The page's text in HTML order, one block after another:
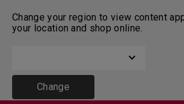
Change your region to view content
your location and shop online.
Change